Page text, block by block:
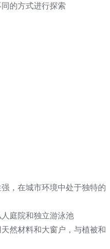
的方式进行探索
，在城市环境中处于独特的
庭院和独立游泳池
然材料和大窗户，与植被和